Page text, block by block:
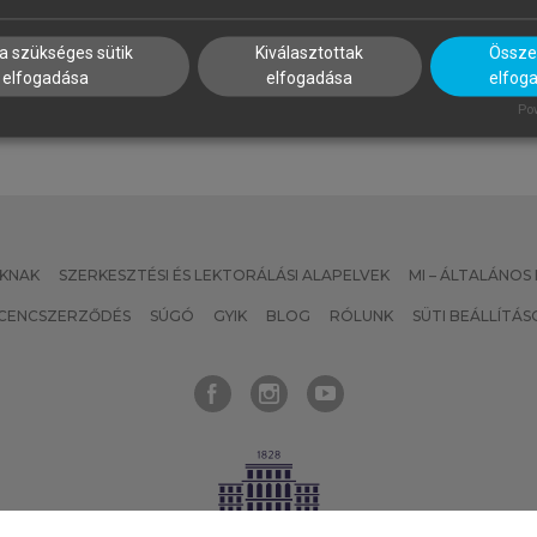
és
alapismeretek
LabVIEW bevezető
mechatronikusoknak
SZERKESZTÉSI ÉS LEKTORÁLÁSI ALAPELVEK MI – ÁLTALÁNOS
SÚGÓ GYIK BLOG RÓLUNK SÜTI
szükséges sütik
elfogadása
Kiválasztottak
elfogadása